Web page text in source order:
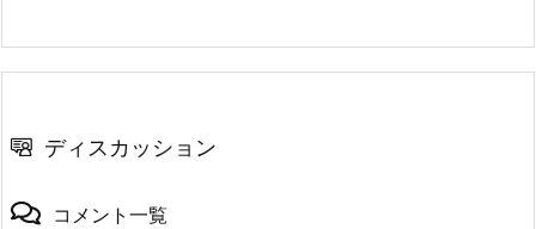
ディスカッション
コメント一覧